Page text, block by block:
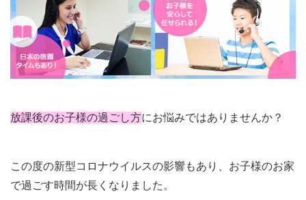
放課後のお子様の過ごし方にお悩みではありませんか？
この度の新型コロナウイルスの影響もあり、お子様のお家
で過ごす時間が長くなりました。